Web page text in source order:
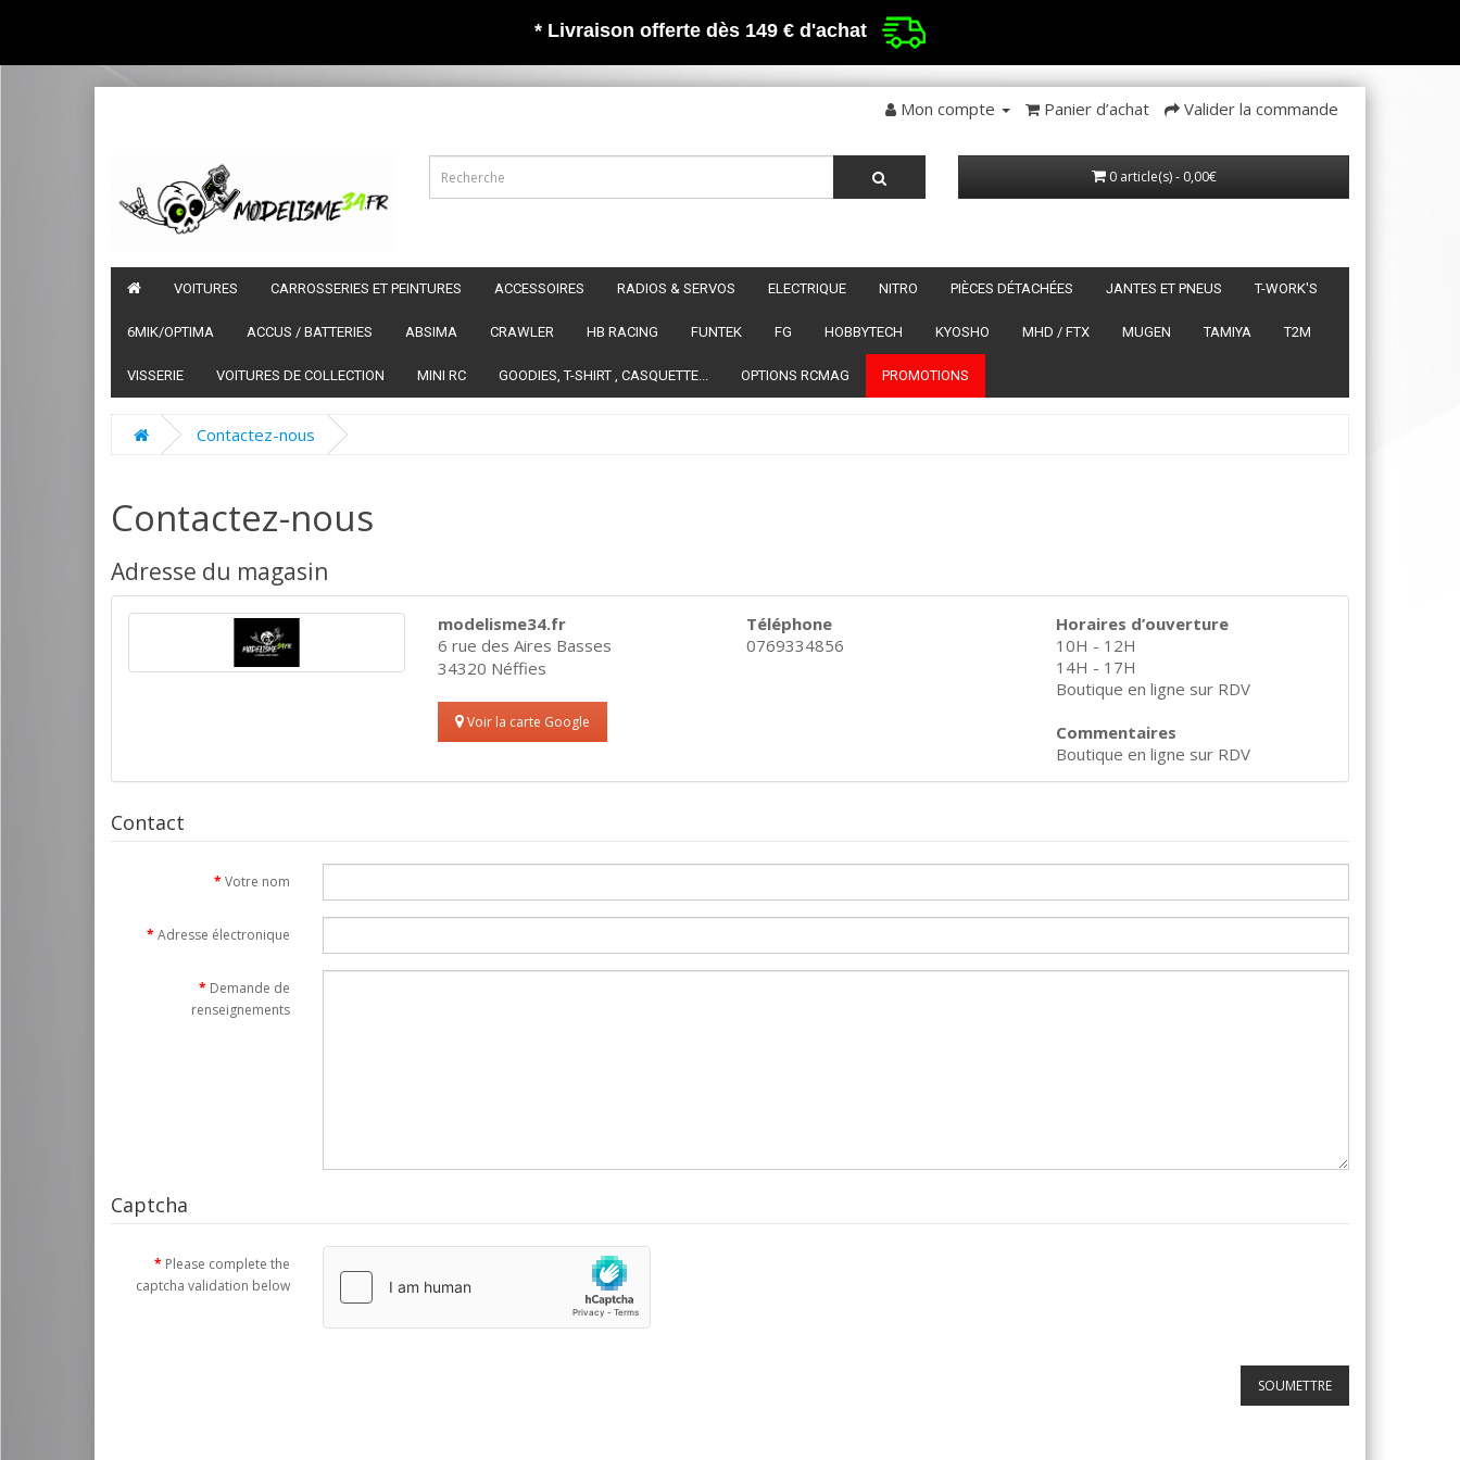
* Livraison offerte dès 149 € d'achat
Mon compte Panier d’achat Valider la commande
0 article(s) - 0,00€
VOITURES CARROSSERIES ET PEINTURES ACCESSOIRES RADIOS & SERVOS ELECTRIQUE NITRO PIÈCES DÉTACHÉES JANTES ET PNEUS T-WORK'S
6MIK/OPTIMA ACCUS / BATTERIES ABSIMA CRAWLER HB RACING FUNTEK FG HOBBYTECH KYOSHO MHD / FTX MUGEN TAMIYA T2M
VISSERIE VOITURES DE COLLECTION MINI RC GOODIES, T-SHIRT , CASQUETTE... OPTIONS RCMAG PROMOTIONS
Contactez-nous
Contactez-nous
Adresse du magasin
modelisme34.fr
6 rue des Aires Basses
34320 Néffies
Voir la carte Google
Téléphone
0769334856
Horaires d’ouverture
10H - 12H
14H - 17H
Boutique en ligne sur RDV
Commentaires
Boutique en ligne sur RDV
Contact
Votre nom
Adresse électronique
Demande de
renseignements
Captcha
Please complete the
captcha validation below